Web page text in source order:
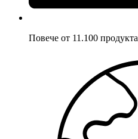
Повече от 11.100 продукта